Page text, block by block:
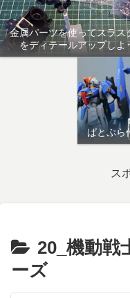
金属パーツを使ってスラス
をディテールアップしよ
ぱとぷら
ス
20_機動戦
ーズ